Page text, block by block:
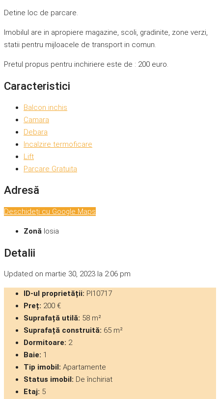
Detine loc de parcare.
Imobilul are in apropiere magazine, scoli, gradinite, zone verzi,
statii pentru mijloacele de transport in comun.
Pretul propus pentru inchiriere este de : 200 euro.
Caracteristici
Balcon inchis
Camara
Debara
Incalzire termoficare
Lift
Parcare Gratuita
Adresă
Deschideți cu Google Maps
Zonă Iosia
Detalii
Updated on martie 30, 2023 la 2:06 pm
ID-ul proprietății: PI10717
Preț: 200 €
Suprafață utilă: 58 m²
Suprafață construită: 65 m²
Dormitoare: 2
Baie: 1
Tip imobil: Apartamente
Status imobil: De închiriat
Etaj: 5